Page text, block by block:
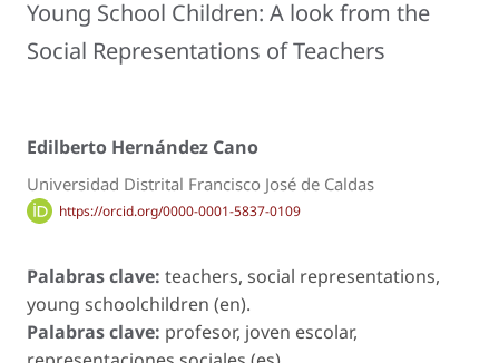
Young School Children: A look from the
Social Representations of Teachers
Edilberto Hernández Cano
Universidad Distrital Francisco José de Caldas
https://orcid.org/0000-0001-5837-0109
Palabras clave: teachers, social representations,
young schoolchildren (en).
Palabras clave: profesor, joven escolar,